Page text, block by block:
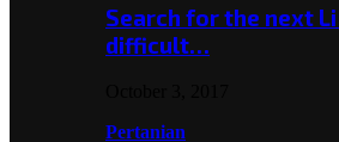
Search for the next
difficult…
Pertanian